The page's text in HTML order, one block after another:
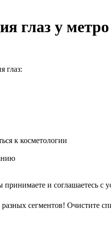
глаз у
глаз:
к косметологии
и соглашаетесь с
сегментов! Очистите